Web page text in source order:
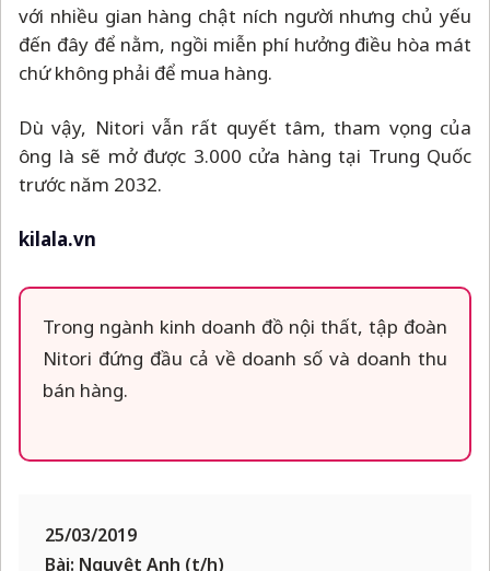
với nhiều gian hàng chật ních người nhưng chủ yếu
đến đây để nằm, ngồi miễn phí hưởng điều hòa mát
chứ không phải để mua hàng.
Dù vậy, Nitori vẫn rất quyết tâm, tham vọng của
ông là sẽ mở được 3.000 cửa hàng tại Trung Quốc
trước năm 2032.
kilala.vn
Trong ngành kinh doanh đồ nội thất, tập đoàn
Nitori đứng đầu cả về doanh số và doanh thu
bán hàng.
25/03/2019
Bài: Nguyệt Anh (t/h)